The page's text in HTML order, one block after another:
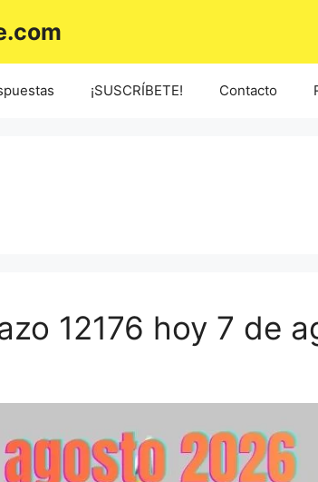
¡SUSCRÍBETE! Contacto
12176 hoy 7 de